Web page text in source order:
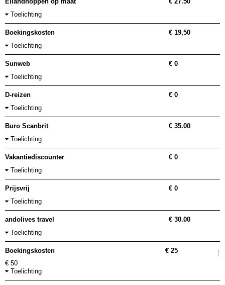
Toelichting
Boekingskosten
€ 19,50
Toelichting
Sunweb
€ 0
Toelichting
D-reizen
€ 0
Toelichting
Buro Scanbrit
€ 35.00
Toelichting
Vakantiediscounter
€ 0
Toelichting
Prijsvrij
€ 0
Toelichting
andolives travel
€ 30.00
Toelichting
Boekingskosten
€ 25
€ 50
Toelichting